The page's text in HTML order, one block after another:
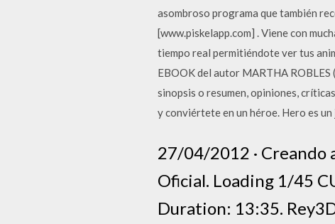
asombroso programa que también
[www.piskelapp.com] . Viene con
tiempo real permitiéndote ver tus
EBOOK del autor MARTHA
sinopsis o resumen, opiniones,
y conviértete en un héroe. Hero es
27/04/2012 · Creando
Oficial. Loading 1/45
Duration: 13:35.